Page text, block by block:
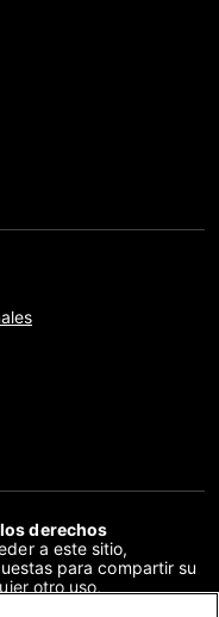
derechos
a este sitio,
para compartir su
otro uso,